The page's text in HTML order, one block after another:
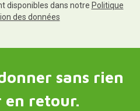
disponibles dans notre Politique
des données
sans rien
en retour.